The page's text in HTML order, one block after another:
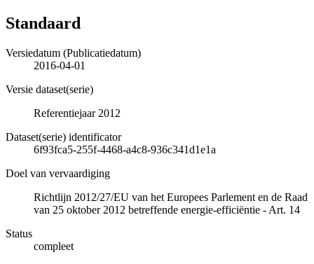
Standaard
Versiedatum (Publicatiedatum)
2016-04-01
Versie dataset(serie)
Referentiejaar 2012
Dataset(serie) identificator
6f93fca5-255f-4468-a4c8-936c341d1e1a
Doel van vervaardiging
Richtlijn 2012/27/EU van het Europees Parlement en de Raad
van 25 oktober 2012 betreffende energie-efficiëntie - Art. 14
Status
compleet